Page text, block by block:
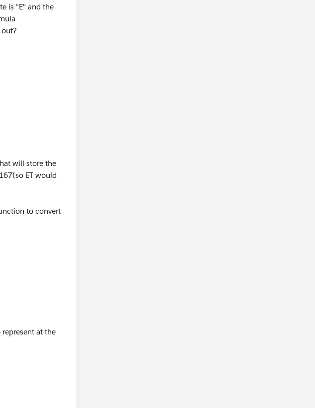
is "E" and the
will store the
ET would
to convert
at the